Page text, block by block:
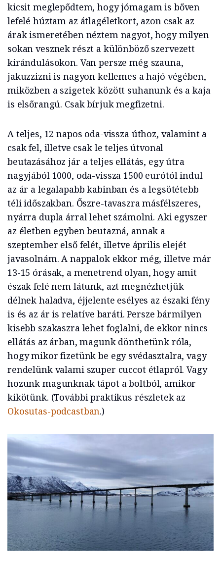
kicsit meglepődtem, hogy jómagam is bőven
lefelé húztam az átlagéletkort, azon csak az
árak ismeretében néztem nagyot, hogy milyen
sokan vesznek részt a különböző szervezett
kirándulásokon. Van persze még szauna,
jakuzzizni is nagyon kellemes a hajó végében,
miközben a szigetek között suhanunk és a kaja
is elsőrangú. Csak bírjuk megfizetni.
A teljes, 12 napos oda-vissza úthoz, valamint a
csak fel, illetve csak le teljes útvonal
beutazásához jár a teljes ellátás, egy útra
nagyjából 1000, oda-vissza 1500 eurótól indul
az ár a legalapabb kabinban és a legsötétebb
téli időszakban. Őszre-tavaszra másfélszeres,
nyárra dupla árral lehet számolni. Aki egyszer
az életben egyben beutazná, annak a
szeptember első felét, illetve április elejét
javasolnám. A nappalok ekkor még, illetve már
13-15 órásak, a menetrend olyan, hogy amit
észak felé nem látunk, azt megnézhetjük
délnek haladva, éjjelente esélyes az északi fény
is és az ár is relatíve baráti. Persze bármilyen
kisebb szakaszra lehet foglalni, de ekkor nincs
ellátás az árban, magunk dönthetünk róla,
hogy mikor fizetünk be egy svédasztalra, vagy
rendelünk valami szuper cuccot étlapról. Vagy
hozunk magunknak tápot a boltból, amikor
kikötünk. (További praktikus részletek az
Okosutas-podcastban.)